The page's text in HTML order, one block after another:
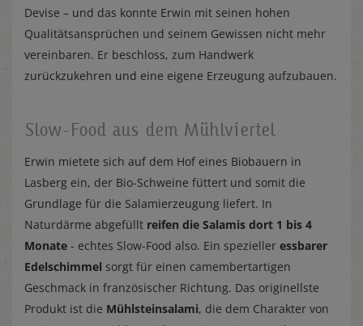
Devise – und das konnte Erwin mit seinen hohen
Qualitätsansprüchen und seinem Gewissen nicht mehr
vereinbaren. Er beschloss, zum Handwerk
zurückzukehren und eine eigene Erzeugung aufzubauen.
Slow-Food aus dem Mühlviertel
Erwin mietete sich auf dem Hof eines Biobauern in
Lasberg ein, der Bio-Schweine füttert und somit die
Grundlage für die Salamierzeugung liefert. In
Naturdärme abgefüllt reifen die Salamis dort 1 bis 4
Monate - echtes Slow-Food also. Ein spezieller essbarer
Edelschimmel sorgt für einen camembertartigen
Geschmack in französischer Richtung. Das originellste
Produkt ist die Mühlsteinsalami, die dem Charakter von